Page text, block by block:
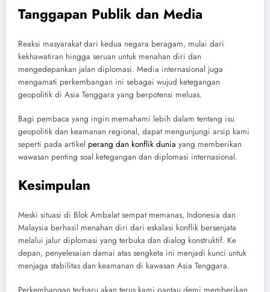
Tanggapan Publik dan Media
Reaksi masyarakat dari kedua negara beragam, mulai dari
kekhawatiran hingga seruan untuk menahan diri dan
mengedepankan jalan diplomasi. Media internasional juga
mengamati perkembangan ini sebagai wujud ketegangan
geopolitik di Asia Tenggara yang berpotensi meluas.
Bagi pembaca yang ingin memahami lebih dalam tentang isu
geopolitik dan keamanan regional, dapat mengunjungi arsip kami
seperti pada artikel perang dan konflik dunia yang memberikan
wawasan penting soal ketegangan dan diplomasi internasional.
Kesimpulan
Meski situasi di Blok Ambalat sempat memanas, Indonesia dan
Malaysia berhasil menahan diri dari eskalasi konflik bersenjata
melalui jalur diplomasi yang terbuka dan dialog konstruktif. Ke
depan, penyelesaian damai atas sengketa ini menjadi kunci untuk
menjaga stabilitas dan keamanan di kawasan Asia Tenggara.